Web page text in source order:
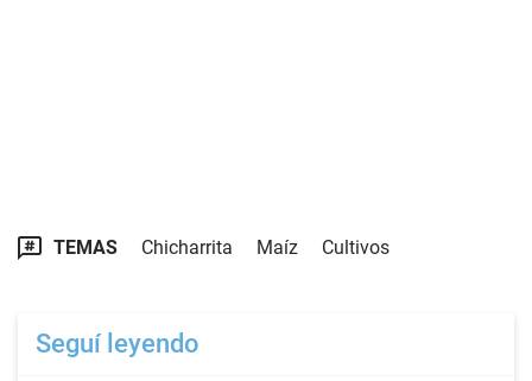
TEMAS Chicharrita Maíz Cultivos
Seguí leyendo